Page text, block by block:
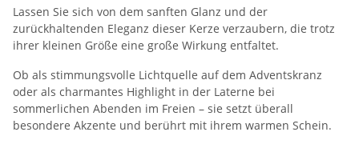
Lassen Sie sich von dem sanften Glanz und der
zurückhaltenden Eleganz dieser Kerze verzaubern, die trotz
ihrer kleinen Größe eine große Wirkung entfaltet.
Ob als stimmungsvolle Lichtquelle auf dem Adventskranz
oder als charmantes Highlight in der Laterne bei
sommerlichen Abenden im Freien – sie setzt überall
besondere Akzente und berührt mit ihrem warmen Schein.